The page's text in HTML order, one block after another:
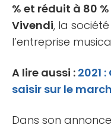
% et réduit à 80
Vivendi, la
l’entreprise
A lire aussi : 2021
saisir sur le
Dans son